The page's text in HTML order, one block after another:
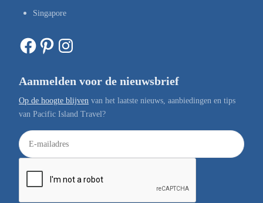
Singapore
Facebook Pinterest Instagram
Aanmelden voor de nieuwsbrief
Op de hoogte blijven van het laatste nieuws, aanbiedingen en tips
van Pacific Island Travel?
E
-